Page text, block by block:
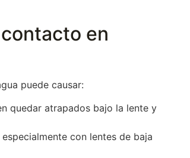
en
puede causar:
quedar atrapados bajo la lente y
con lentes de baja